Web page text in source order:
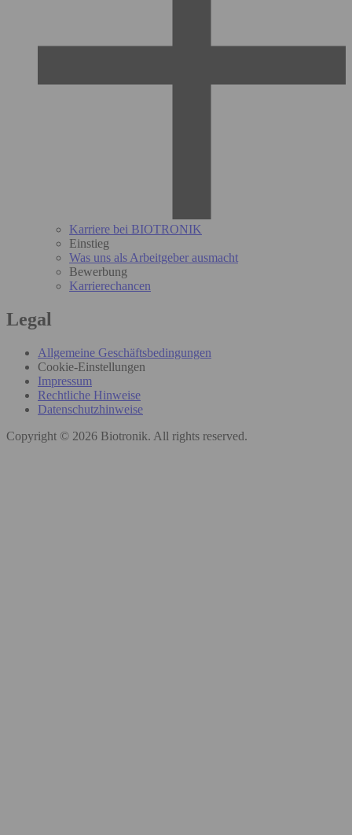
Karriere bei BIOTRONIK
Einstieg
Was uns als Arbeitgeber ausmacht
Bewerbung
Karrierechancen
Legal
Allgemeine Geschäftsbedingungen
Cookie-Einstellungen
Impressum
Rechtliche Hinweise
Datenschutzhinweise
Copyright © 2026 Biotronik. All rights reserved.